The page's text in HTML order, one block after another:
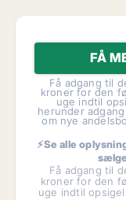
FÅ
Få adgang til
kroner for den
uge indtil
herunder
om nye
⚡Se alle
Få adgang til
kroner for den
uge indtil